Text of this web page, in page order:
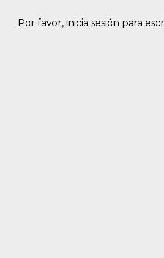
Por favor, inicia sesión para